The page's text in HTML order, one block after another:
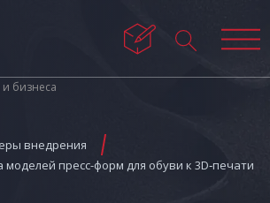
бизнеса
внедрения
моделей пресс-форм для обуви к 3D‑печати